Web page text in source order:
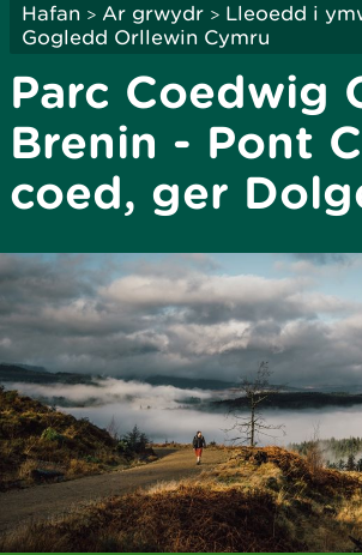
Hafan > Ar grwydr > Lleoedd i
Gogledd Orllewin Cymru
Parc Coedwig
Brenin - Pont
coed, ger